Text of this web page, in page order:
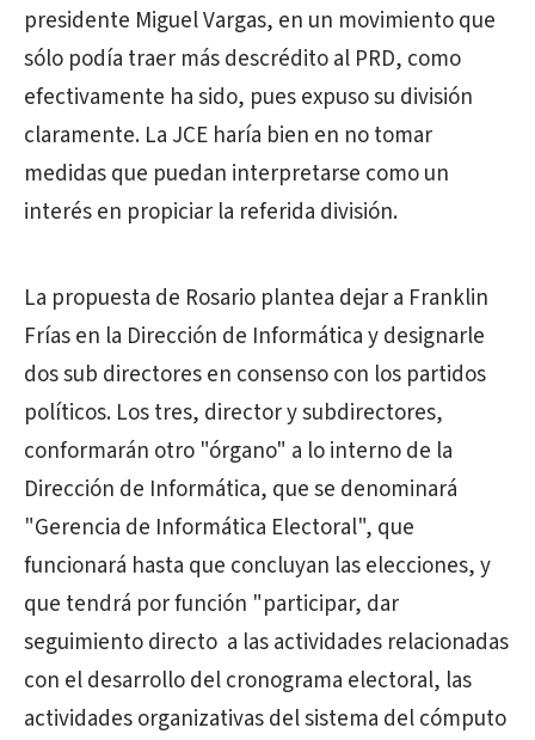
presidente Miguel Vargas, en un movimiento que
sólo podía traer más descrédito al PRD, como
efectivamente ha sido, pues expuso su división
claramente. La JCE haría bien en no tomar
medidas que puedan interpretarse como un
interés en propiciar la referida división.
La propuesta de Rosario plantea dejar a Franklin
Frías en la Dirección de Informática y designarle
dos sub directores en consenso con los partidos
políticos. Los tres, director y subdirectores,
conformarán otro "órgano" a lo interno de la
Dirección de Informática, que se denominará
"Gerencia de Informática Electoral", que
funcionará hasta que concluyan las elecciones, y
que tendrá por función "participar, dar
seguimiento directo a las actividades relacionadas
con el desarrollo del cronograma electoral, las
actividades organizativas del sistema del cómputo